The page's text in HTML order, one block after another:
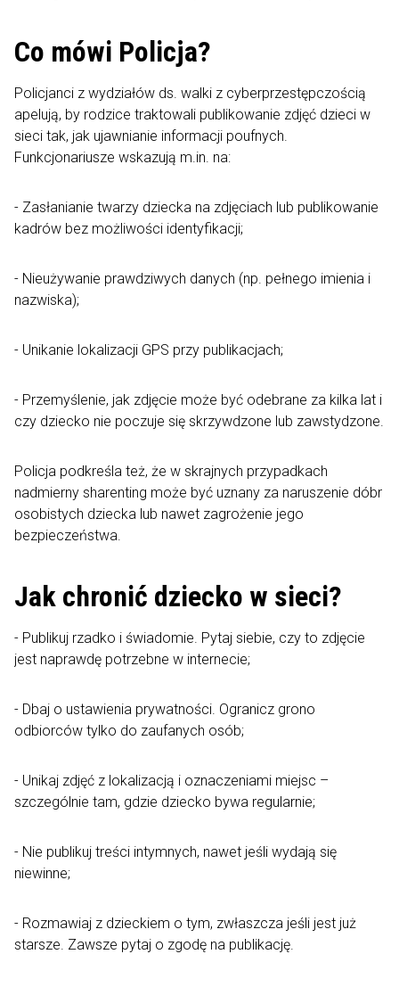
Co mówi Policja?
Policjanci z wydziałów ds. walki z cyberprzestępczością
apelują, by rodzice traktowali publikowanie zdjęć dzieci w
sieci tak, jak ujawnianie informacji poufnych.
Funkcjonariusze wskazują m.in. na:
- Zasłanianie twarzy dziecka na zdjęciach lub publikowanie
kadrów bez możliwości identyfikacji;
- Nieużywanie prawdziwych danych (np. pełnego imienia i
nazwiska);
- Unikanie lokalizacji GPS przy publikacjach;
- Przemyślenie, jak zdjęcie może być odebrane za kilka lat i
czy dziecko nie poczuje się skrzywdzone lub zawstydzone.
Policja podkreśla też, że w skrajnych przypadkach
nadmierny sharenting może być uznany za naruszenie dóbr
osobistych dziecka lub nawet zagrożenie jego
bezpieczeństwa.
Jak chronić dziecko w sieci?
- Publikuj rzadko i świadomie. Pytaj siebie, czy to zdjęcie
jest naprawdę potrzebne w internecie;
- Dbaj o ustawienia prywatności. Ogranicz grono
odbiorców tylko do zaufanych osób;
- Unikaj zdjęć z lokalizacją i oznaczeniami miejsc –
szczególnie tam, gdzie dziecko bywa regularnie;
- Nie publikuj treści intymnych, nawet jeśli wydają się
niewinne;
- Rozmawiaj z dzieckiem o tym, zwłaszcza jeśli jest już
starsze. Zawsze pytaj o zgodę na publikację.